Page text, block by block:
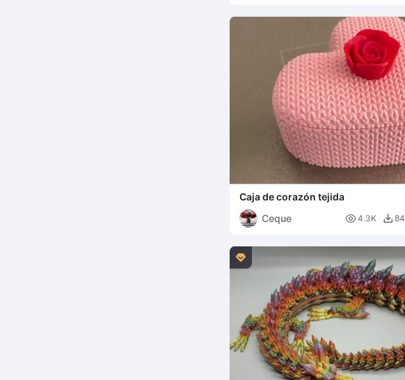
Caja de corazón tejida
Ceque
 4.3K 
